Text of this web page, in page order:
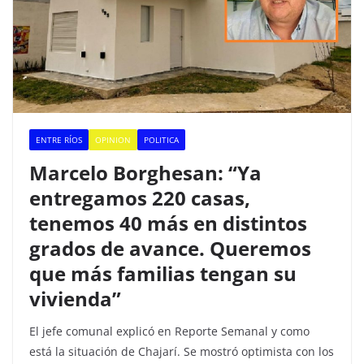
ENTRE RÍOS OPINION POLITICA
Marcelo Borghesan: “Ya
entregamos 220 casas,
tenemos 40 más en distintos
grados de avance. Queremos
que más familias tengan su
vivienda”
El jefe comunal explicó en Reporte Semanal y como
está la situación de Chajarí. Se mostró optimista con los